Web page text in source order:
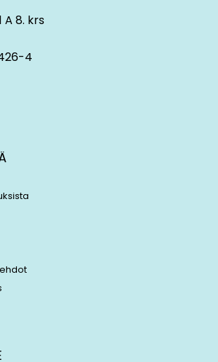
A 8. krs
4